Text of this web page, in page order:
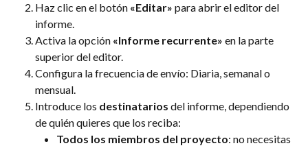
Haz clic en el botón «Editar» para abrir el editor del
informe.
Activa la opción «Informe recurrente» en la parte
superior del editor.
Configura la frecuencia de envío: Diaria, semanal o
mensual.
Introduce los destinatarios del informe, dependiendo
de quién quieres que los reciba:
Todos los miembros del proyecto: no necesitas